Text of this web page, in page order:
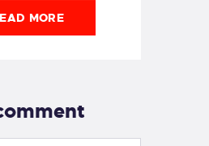
MORE